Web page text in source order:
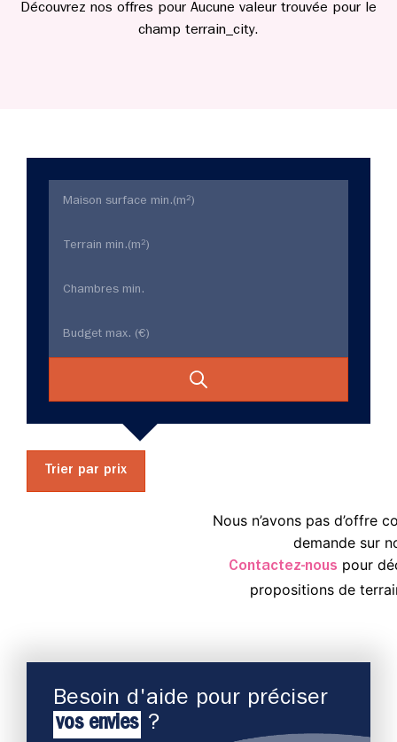
Découvrez nos offres pour Aucune valeur trouvée pour le
champ terrain_city.
Trier par prix
Nous n’avons pas d’offre
demande sur
Contactez-nous pour
propositions de
Besoin d'aide pour préciser
vos envies ?